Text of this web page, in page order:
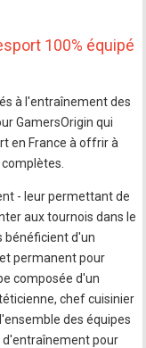
100% équipé
à l'entraînement des
GamersOrigin qui
en France à offrir à
- leur permettant de
aux tournois dans le
bénéficient d'un
permanent pour
composée d'un
chef cuisinier
des équipes
d'entraînement pour